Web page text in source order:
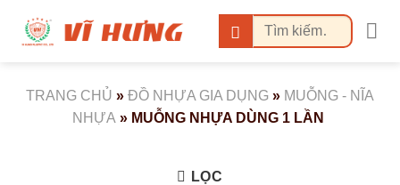
Tìm
kiếm:
TRANG CHỦ » ĐỒ NHỰA GIA DỤNG » MUỖNG - NĨA
NHỰA » MUỖNG NHỰA DÙNG 1 LẦN
LỌC